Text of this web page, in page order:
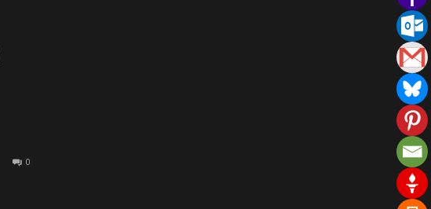
0